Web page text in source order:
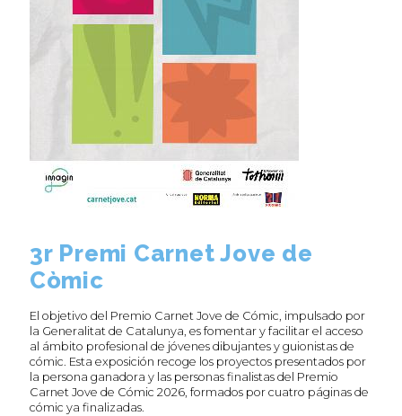
3r Premi Carnet Jove de
Còmic
El objetivo del Premio Carnet Jove de Cómic, impulsado por
la Generalitat de Catalunya, es fomentar y facilitar el acceso
al ámbito profesional de jóvenes dibujantes y guionistas de
cómic. Esta exposición recoge los proyectos presentados por
la persona ganadora y las personas finalistas del Premio
Carnet Jove de Cómic 2026, formados por cuatro páginas de
cómic ya finalizadas.